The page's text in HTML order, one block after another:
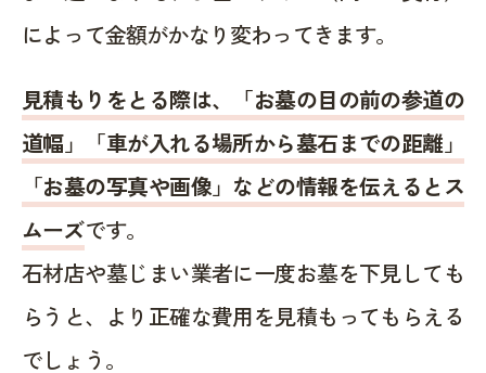
によって金額がかなり変わってきます。
見積もりをとる際は、「お墓の目の前の参道の
道幅」「車が入れる場所から墓石までの距離」
「お墓の写真や画像」などの情報を伝えるとス
ムーズです。
石材店や墓じまい業者に一度お墓を下見しても
らうと、より正確な費用を見積もってもらえる
でしょう。